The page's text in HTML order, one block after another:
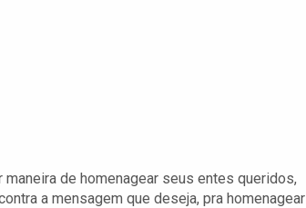
de homenagear seus entes queridos,
a mensagem que deseja, pra homenagear